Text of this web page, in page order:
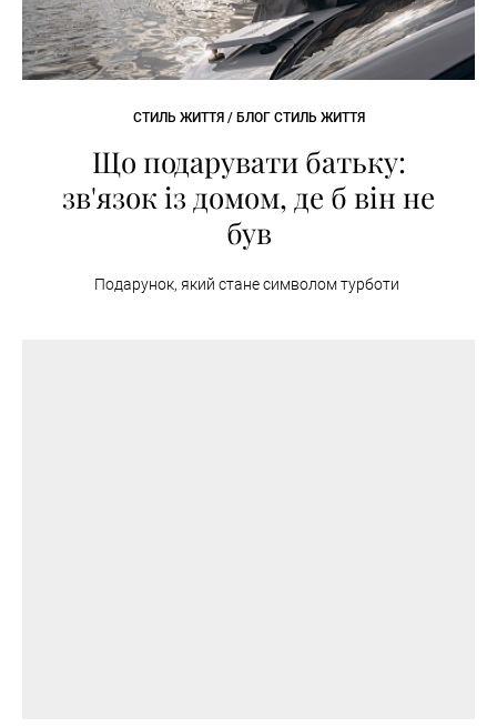
СТИЛЬ ЖИТТЯ / БЛОГ СТИЛЬ ЖИТТЯ
Що подарувати батьку:
зв'язок із домом, де б він не
був
Подарунок, який стане символом турботи